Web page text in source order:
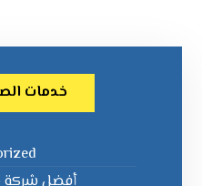
خدمات